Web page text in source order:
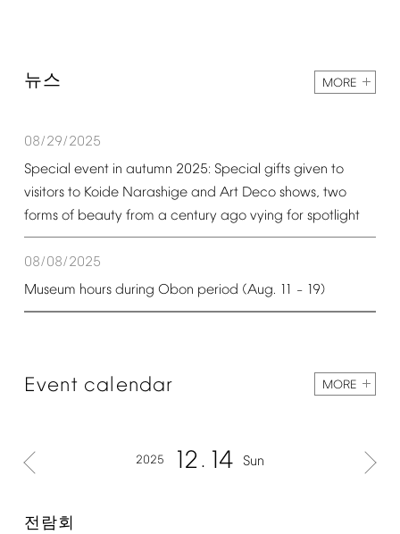
뉴스 MORE
08/29/2025
Special event in autumn 2025: Special gifts given to
visitors to Koide Narashige and Art Deco shows, two
forms of beauty from a century ago vying for spotlight
08/08/2025
Museum hours during Obon period (Aug. 11 – 19)
Event calendar MORE
2025 12 14 Sun
전람회